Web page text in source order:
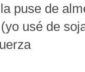
puse de
usé de